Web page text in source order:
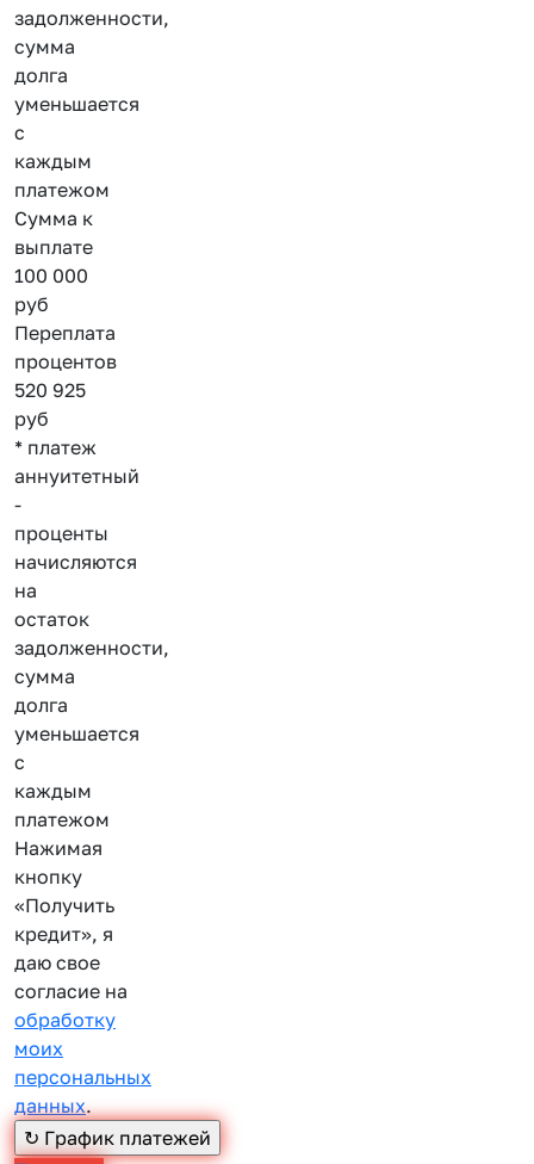
задолженности,
сумма
долга
уменьшается
с
каждым
платежом
Сумма к
выплате
100 000
руб
Переплата
процентов
520 925
руб
* платеж
аннуитетный
-
проценты
начисляются
на
остаток
задолженности,
сумма
долга
уменьшается
с
каждым
платежом
Нажимая
кнопку
«Получить
кредит», я
даю свое
согласие на
обработку
моих
персональных
данных.